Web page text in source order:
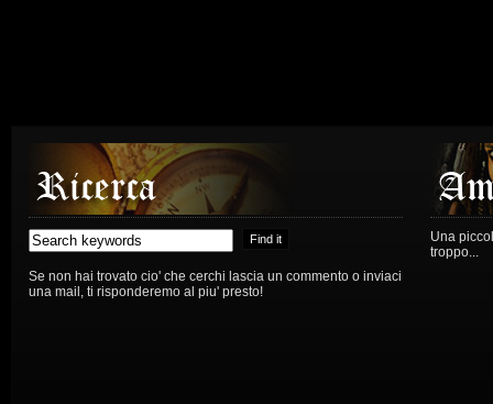
Se non hai trovato cio' che cerchi lascia un commento o inviaci
una mail, ti risponderemo al piu' presto!
Una
troppo...